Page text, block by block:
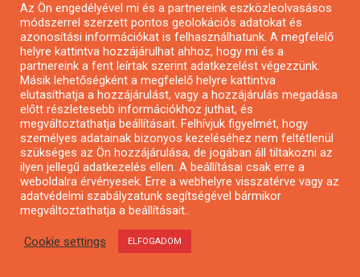
Pályázat a nemek közötti egyenlőség
európai mozgalmainak erősítésére
Az Ön engedélyével mi és a partnereink eszközleolvasásos
módszerrel szerzett pontos geolokációs adatokat és
azonosítási információkat is felhasználhatunk. A megfelelő
helyre kattintva hozzájárulhat ahhoz, hogy mi és a
partnereink a fent leírtak szerint adatkezelést végezzünk.
Másik lehetőségként a megfelelő helyre kattintva
elutasíthatja a hozzájárulást, vagy a hozzájárulás megadása
előtt részletesebb információkhoz juthat, és
megváltoztathatja beállításait. Felhívjuk figyelmét, hogy
személyes adatainak bizonyos kezeléséhez nem feltétlenül
szükséges az Ön hozzájárulása, de jogában áll tiltakozni az
ilyen jellegű adatkezelés ellen. A beállításai csak erre a
weboldalra érvényesek. Erre a webhelyre visszatérve vagy az
adatvédelmi szabályzatunk segítségével bármikor
megváltoztathatja a beállításait..
Cookie settings ELFOGADOM